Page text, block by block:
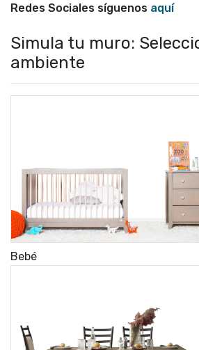
Redes Sociales síguenos aquí
Simula tu muro:
ambiente
Bebé